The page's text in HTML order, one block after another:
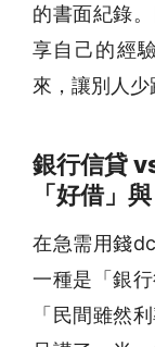
的書面紀錄
享自己的經
來，讓別人少
銀行信貸
「好借」
在急需用錢
一種是「銀
「民間雖然